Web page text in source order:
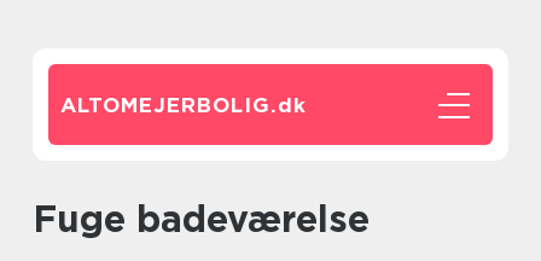
ALTOMEJERBOLIG.dk
fuge badeværelse